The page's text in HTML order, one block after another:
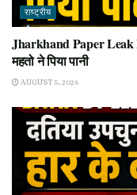
राष्ट्रीय
Jharkhand Paper Leak
महतो ने पिया पानी
AUGUST 5, 2026